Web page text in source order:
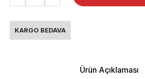
KARGO BEDAVA
Ürün Açıklaması